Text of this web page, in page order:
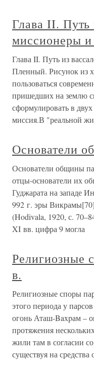
Глава II. Путь
миссионеры и
Глава II. Путь из
Пленный. Рисунок из
пользоваться
пришедших на землю
сформулировать в
миссия.В "реальной
Основатели
Основатели общины
отцы-основатели их
Гуджарата на западе
992 г. эры
(Hodivala, 1920, с.
XI вв. цифра 9 могла
Религиозные
в.
Религиозные споры
этого периода у
огонь Аташ-Baxpам –
протяжения
жили там в согласии
существуя на средства